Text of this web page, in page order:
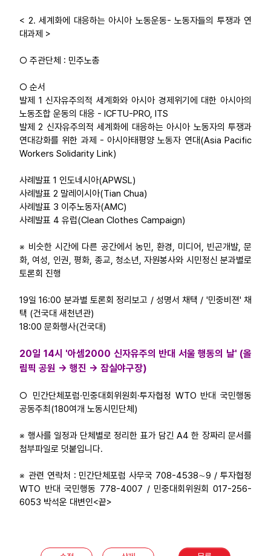
< 2. 세계화에 대응하는 아시아 노동운동- 노동자들의 투쟁과 연
대과제 >
○ 주관단체 : 민주노총
○ 순서
발제 1 신자유주의적 세계화와 아시아 경제위기에 대한 아시아의
노동조합 운동의 대응 - ICFTU-PRO, ITS
발제 2 신자유주의적 세계화에 대응하는 아시아 노동자의 투쟁과
연대강화를 위한 과제 - 아시아태평양 노동자 연대(Asia Pacific
Workers Solidarity Link)
사례발표 1 인도네시아(APWSL)
사례발표 2 말레이시아(Tian Chua)
사례발표 3 이주노동자(AMC)
사례발표 4 유럽(Clean Clothes Campaign)
※ 비슷한 시간에 다른 공간에서 농민, 환경, 미디어, 빈곤개발, 문
화, 여성, 인권, 평화, 종교, 청소년, 자원봉사와 시민정신 분과별로
토론회 진행
19일 16:00 분과별 토론회 정리보고 / 성명서 채택 / '민중비젼' 채
택 (건국대 새천년관)
18:00 문화행사(건국대)
20일 14시 '아셈2000 신자유주의 반대 서울 행동의 날' (올
림픽 공원 → 행진 → 잠실야구장)
○ 민간단체포럼·민중대회위원회·투자협정 WTO 반대 국민행동
공동주최(180여개 노동시민단체)
※ 행사를 일정과 단체별로 정리한 표가 담긴 A4 한 장짜리 문서를
첨부파일로 덧붙입니다.
※ 관련 연락처 : 민간단체포럼 사무국 708-4538∼9 / 투자협정
WTO 반대 국민행동 778-4007 / 민중대회위원회 017-256-
6053 박석운 대변인<끝>